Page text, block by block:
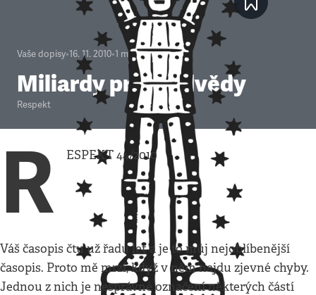
Vaše dopisy•16. 11. 2010•1 minuta
Miliardy pro medvědy
Respekt
R ESPEKT 44/2010
Váš časopis čtu už řadu let a je to můj nejoblíbenější
časopis. Proto mě mrzí, když v něm najdu zjevné chyby.
Jednou z nich je nesprávné označení některých částí